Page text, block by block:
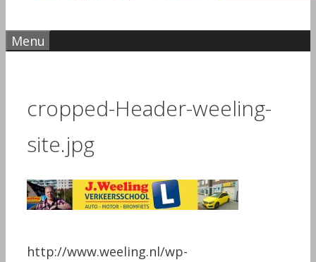
Menu
cropped-Header-weeling-
site.jpg
http://www.weeling.nl/wp-